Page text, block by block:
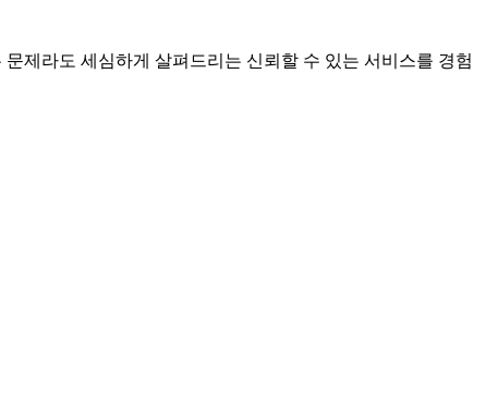
제라도 세심하게 살펴드리는 신뢰할 수 있는 서비스를 경험